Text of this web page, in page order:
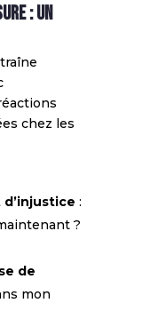
: un
chez les
:
?
de
mon